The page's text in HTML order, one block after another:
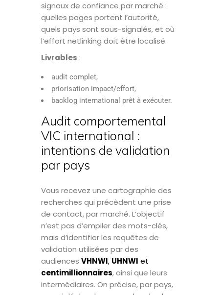
signaux de confiance par marché :
quelles pages portent l’autorité,
quels pays sont sous-signalés, et où
l’effort netlinking doit être localisé.
Livrables :
audit complet,
priorisation impact/effort,
backlog international prêt à exécuter.
Audit comportemental
VIC international :
intentions de validation
par pays
Vous recevez une cartographie des
recherches qui précèdent une prise
de contact, par marché. L’objectif
n’est pas d’empiler des mots-clés,
mais d’identifier les requêtes de
validation utilisées par des
audiences VHNWI, UHNWI et
centimillionnaires, ainsi que leurs
intermédiaires. On précise, par pays,